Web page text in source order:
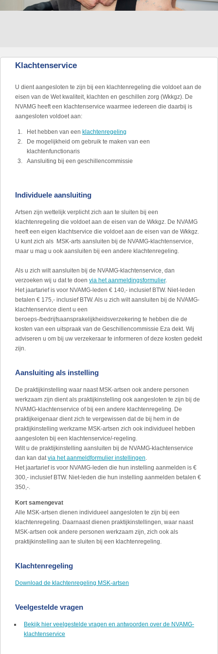
Klachtenservice
U dient aangesloten te zijn bij een klachtenregeling die voldoet aan de
eisen van de Wet kwaliteit, klachten en geschillen zorg (Wkkgz). De
NVAMG heeft een klachtenservice waarmee iedereen die daarbij is
aangesloten voldoet aan:
Het hebben van een klachtenregeling
De mogelijkheid om gebruik te maken van een
klachtenfunctionaris
Aansluiting bij een geschillencommissie
Individuele aansluiting
Artsen zijn wettelijk verplicht zich aan te sluiten bij een
klachtenregeling die voldoet aan de eisen van de Wkkgz. De NVAMG
heeft een eigen klachtservice die voldoet aan de eisen van de Wkkgz.
U kunt zich als MSK-arts aansluiten bij de NVAMG-klachtenservice,
maar u mag u ook aansluiten bij een andere klachtenregeling.
Als u zich wilt aansluiten bij de NVAMG-klachtenservice, dan
verzoeken wij u dat te doen via het aanmeldingsformulier.
Het jaartarief is voor NVAMG-leden € 140,- inclusief BTW. Niet-leden
betalen € 175,- inclusief BTW. Als u zich wilt aansluiten bij de NVAMG-
klachtenservice dient u een
beroeps-/bedrijfsaansprakelijkheidsverzekering te hebben die de
kosten van een uitspraak van de Geschillencommissie Eza dekt. Wij
adviseren u om bij uw verzekeraar te informeren of deze kosten gedekt
zijn.
Aansluiting als instelling
De praktijkinstelling waar naast MSK-artsen ook andere personen
werkzaam zijn dient als praktijkinstelling ook aangesloten te zijn bij de
NVAMG-klachtenservice of bij een andere klachtenregeling. De
praktijkeigenaar dient zich te vergewissen dat de bij hem in de
praktijkinstelling werkzame MSK-artsen zich ook individueel hebben
aangesloten bij een klachtenservice/-regeling.
Wilt u de praktijkinstelling aansluiten bij de NVAMG-klachtenservice
dan kan datvia het aanmeldformulier instellingen.
Het jaartarief is voor NVAMG-leden die hun instelling aanmelden is €
300,- inclusief BTW. Niet-leden die hun instelling aanmelden betalen €
350,-.
Kort samengevat
Alle MSK-artsen dienen individueel aangesloten te zijn bij een
klachtenregeling. Daarnaast dienen praktijkinstellingen, waar naast
MSK-artsen ook andere personen werkzaam zijn, zich ook als
praktijkinstelling aan te sluiten bij een klachtenregeling.
Klachtenregeling
Download de klachtenregeling MSK-artsen
Veelgestelde vragen
Bekijk hier veelgestelde vragen en antwoorden over de NVAMG-
klachtenservice